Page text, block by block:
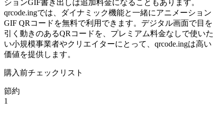
ションGIF書き出しは追加料金になることもあります。
qrcode.ingでは、ダイナミック機能と一緒にアニメーション
GIF QRコードを無料で利用できます。デジタル画面で目を
引く動きのあるQRコードを、プレミアム料金なしで使いた
い小規模事業者やクリエイターにとって、qrcode.ingは高い
価値を提供します。
購入前チェックリスト
節約
1